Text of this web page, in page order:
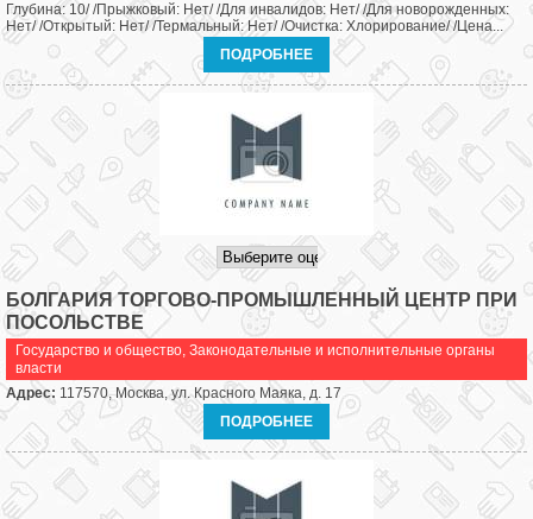
Глубина: 10/ /Прыжковый: Нет/ /Для инвалидов: Нет/ /Для новорожденных:
Нет/ /Открытый: Нет/ /Термальный: Нет/ /Очистка: Хлорирование/ /Цена...
ПОДРОБНЕЕ
БОЛГАРИЯ ТОРГОВО-ПРОМЫШЛЕННЫЙ ЦЕНТР ПРИ
ПОСОЛЬСТВЕ
Государство и общество, Законодательные и исполнительные органы
власти
Адрес: 117570, Москва, ул. Красного Маяка, д. 17
ПОДРОБНЕЕ